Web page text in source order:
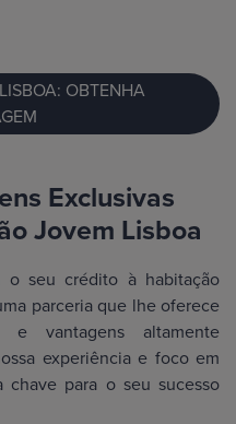
OBTENHA
Exclusivas
Jovem Lisboa
o seu crédito à habitação
parceria que lhe oferece
vantagens altamente
experiência e foco em
chave para o seu sucesso